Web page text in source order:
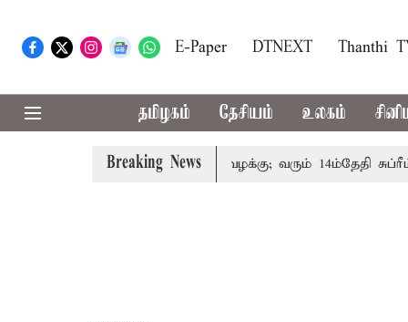
E-Paper DTNEXT Thanthi
தமிழகம் தேசியம் உலகம்
Breaking News
அரசுப்பணி வழக்கு; வரும் 14ம்தேதி